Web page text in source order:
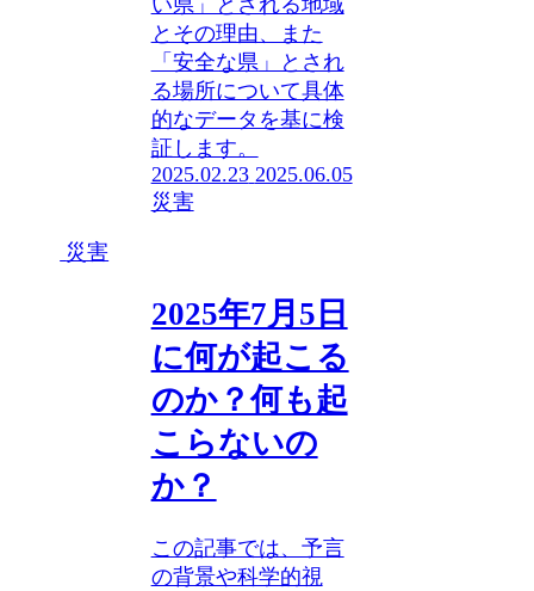
とその理由、また
「安全な県」とされ
る場所について具体
的なデータを基に検
証します。
2025.02.23 2025.06.05
災害
災害
2025年7月5日
に何が起こる
のか？何も起
こらないの
か？
この記事では、予言
の背景や科学的視